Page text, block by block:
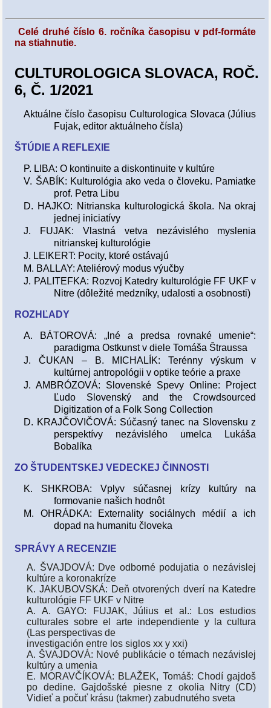
Celé druhé číslo 6. ročníka časopisu v pdf-formáte
na stiahnutie.
CULTUROLOGICA SLOVACA, ROČ.
6, Č. 1/2021
Aktuálne číslo časopisu Culturologica Slovaca (Július
Fujak, editor aktuálneho čísla)
ŠTÚDIE A REFLEXIE
P. LIBA: O kontinuite a diskontinuite v kultúre
V. ŠABÍK: Kulturológia ako veda o človeku. Pamiatke
prof. Petra Libu
D. HAJKO: Nitrianska kulturologická škola. Na okraj
jednej iniciatívy
J. FUJAK: Vlastná vetva nezávislého myslenia
nitrianskej kulturológie
J. LEIKERT: Pocity, ktoré ostávajú
M. BALLAY: Ateliérový modus výučby
J. PALITEFKA: Rozvoj Katedry kulturológie FF UKF v
Nitre (dôležité medzníky, udalosti a osobnosti)
ROZHĽADY
A. BÁTOROVÁ: „Iné a predsa rovnaké umenie“:
paradigma Ostkunst v diele Tomáša Štraussa
J. ČUKAN – B. MICHALÍK: Terénny výskum v
kultúrnej antropológii v optike teórie a praxe
J. AMBRÓZOVÁ: Slovenské Spevy Online: Project
Ľudo Slovenský and the Crowdsourced
Digitization of a Folk Song Collection
D. KRAJČOVIČOVÁ: Súčasný tanec na Slovensku z
perspektívy nezávislého umelca Lukáša
Bobalíka
ZO ŠTUDENTSKEJ VEDECKEJ ČINNOSTI
K. SHKROBA: Vplyv súčasnej krízy kultúry na
formovanie našich hodnôt
M. OHRÁDKA: Externality sociálnych médií a ich
dopad na humanitu človeka
SPRÁVY A RECENZIE
A. ŠVAJDOVÁ: Dve odborné podujatia o nezávislej
kultúre a koronakríze
K. JAKUBOVSKÁ: Deň otvorených dverí na Katedre
kulturológie FF UKF v Nitre
A. A. GAYO: FUJAK, Július et al.: Los estudios
culturales sobre el arte independiente y la cultura
(Las perspectivas de
investigación entre los siglos xx y xxi)
A. ŠVAJDOVÁ: Nové publikácie o témach nezávislej
kultúry a umenia
E. MORAVČÍKOVÁ: BLAŽEK, Tomáš: Chodí gajdoš
po dedine. Gajdošské piesne z okolia Nitry (CD)
Vidieť a počuť krásu (takmer) zabudnutého sveta